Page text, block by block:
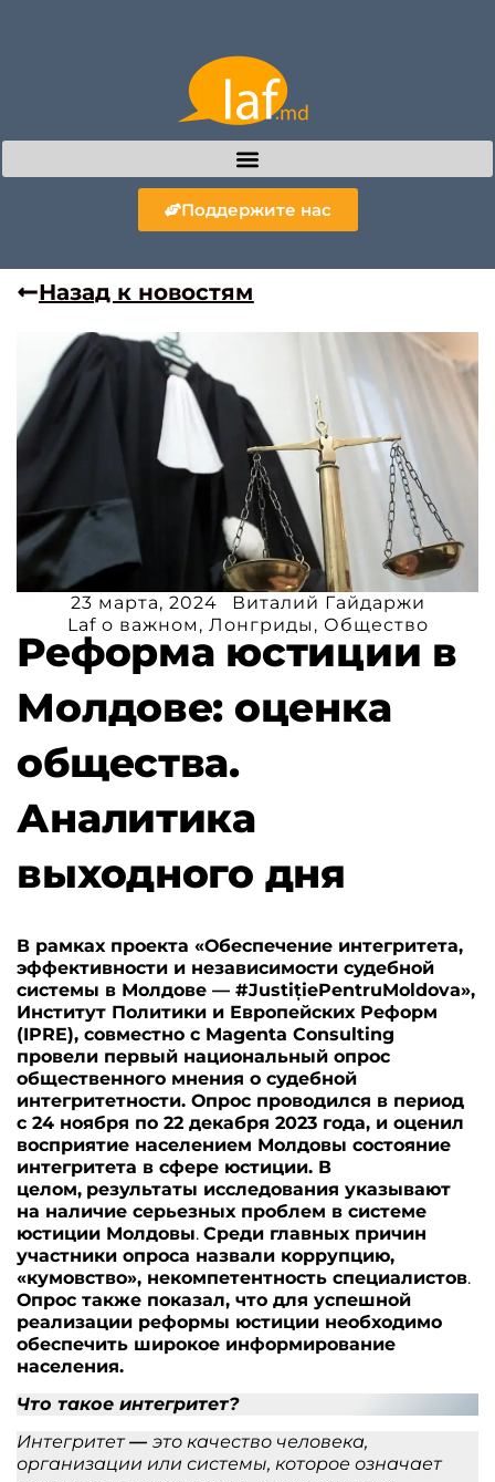
Поддержите нас
Назад к новостям
23 марта, 2024
Виталий Гайдаржи
Laf o важном , Лонгриды , Общество
Реформа юстиции в
Молдове: оценка
общества.
Аналитика
выходного дня
В рамках проекта «Обеспечение интегритета,
эффективности и независимости судебной
системы в Молдове — #JustițiePentruMoldova»,
Институт Политики и Европейских Реформ
(IPRE), совместно с Magenta Consulting
провели первый национальный опрос
общественного мнения о судебной
интегритетности. Опрос проводился в период
с 24 ноября по 22 декабря 2023 года, и оценил
восприятие населением Молдовы состояние
интегритета в сфере юстиции. В
целом, результаты исследования указывают
на наличие серьезных проблем в системе
юстиции Молдовы.Среди главных причин
участники опроса назвали коррупцию,
«кумовство», некомпетентность специалистов.
Опрос также показал, что для успешной
реализации реформы юстиции необходимо
обеспечить широкое информирование
населения.
Что такое интегритет?
Интегритет—это качество человека,
организации или системы, которое означает